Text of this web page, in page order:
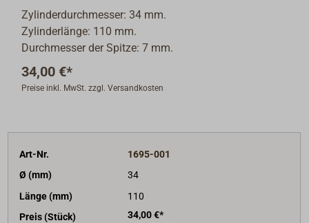
Zylinderdurchmesser: 34 mm.
Zylinderlänge: 110 mm.
Durchmesser der Spitze: 7 mm.
34,00 €*
Preise inkl. MwSt. zzgl. Versandkosten
Art-Nr.
1695-001
Ø (mm)
34
Länge (mm)
110
Preis (Stück)
34,00 €*